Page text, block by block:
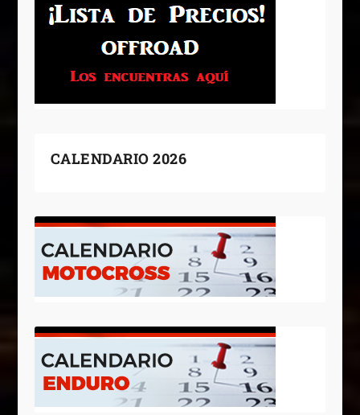
CALENDARIO 2026